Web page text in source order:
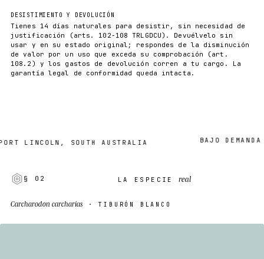
DESISTIMIENTO Y DEVOLUCIÓN
Tienes 14 días naturales para desistir, sin necesidad de
justificación (arts. 102-108 TRLGDCU). Devuélvelo sin
usar y en su estado original; respondes de la disminución
de valor por un uso que exceda su comprobación (art.
108.2) y los gastos de devolución corren a tu cargo. La
garantía legal de conformidad queda intacta.
LINCOLN, SOUTH AUSTRALIA BAJO DEMANDA
§ 02 LA ESPECIE real
Carcharodon carcharias · TIBURÓN BLANCO